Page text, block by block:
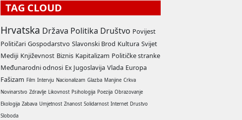
TAG CLOUD
Hrvatska Država Politika Društvo Povijest
Političari Gospodarstvo Slavonski Brod Kultura Svijet
Mediji Književnost Biznis Kapitalizam Političke stranke
Međunarodni odnosi Ex Jugoslavija Vlada Europa
Fašizam Film Intervju Nacionalizam Glazba Manjine Crkva
Novinarstvo Zdravlje Likovnost Psihologija Poezija Obrazovanje
Ekologija Zabava Umjetnost Znanost Solidarnost Internet Drustvo
Sloboda